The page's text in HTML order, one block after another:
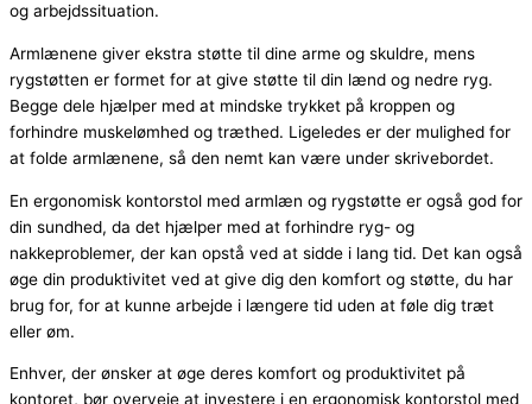
og arbejdssituation.
Armlænene giver ekstra støtte til dine arme og skuldre, mens
rygstøtten er formet for at give støtte til din lænd og nedre ryg.
Begge dele hjælper med at mindske trykket på kroppen og
forhindre muskelømhed og træthed. Ligeledes er der mulighed for
at folde armlænene, så den nemt kan være under skrivebordet.
En ergonomisk kontorstol med armlæn og rygstøtte er også god for
din sundhed, da det hjælper med at forhindre ryg- og
nakkeproblemer, der kan opstå ved at sidde i lang tid. Det kan også
øge din produktivitet ved at give dig den komfort og støtte, du har
brug for, for at kunne arbejde i længere tid uden at føle dig træt
eller øm.
Enhver, der ønsker at øge deres komfort og produktivitet på
kontoret, bør overveje at investere i en ergonomisk kontorstol med